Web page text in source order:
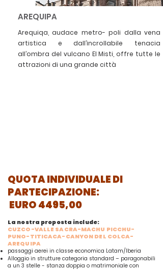
AREQUIPA
Arequiqa, audace metro- poli dalla vena
artistica e dall’incrollabile tenacia
all’ombra del vulcano El Misti, offre tutte le
attrazioni di una grande città
QUOTA INDIVIDUALE DI
PARTECIPAZIONE:
EURO 4495,00
La nostra proposta include:
CUZCO-VALLE SACRA-MACHU PICCHU-
PUNO-TITICACA-CANYON DEL COLCA-
AREQUIPA​
passaggi aerei in classe economica Latam/Iberia
Alloggio in strutture categoria standard – paragonabili
a un 3 stelle - stanza doppia o matrimoniale con